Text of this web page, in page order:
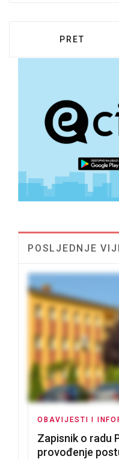
PRET
POSLJEDNJE
OBAVIJESTI I
Zapisnik o radu
provođenje